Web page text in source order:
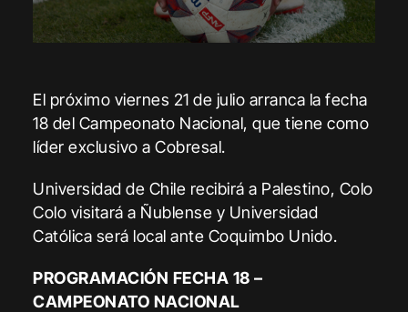
El próximo viernes 21 de julio arranca la fecha
18 del Campeonato Nacional, que tiene como
líder exclusivo a Cobresal.
Universidad de Chile recibirá a Palestino, Colo
Colo visitará a Ñublense y Universidad
Católica será local ante Coquimbo Unido.
PROGRAMACIÓN FECHA 18 –
CAMPEONATO NACIONAL